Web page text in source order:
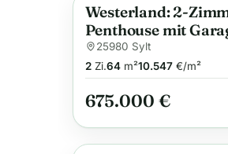
Anzeige
Westerland: 2-
Penthouse mit
strandnaher Lage
25980 Sylt
2Zi.64m²10.547€/m²
675.000 €